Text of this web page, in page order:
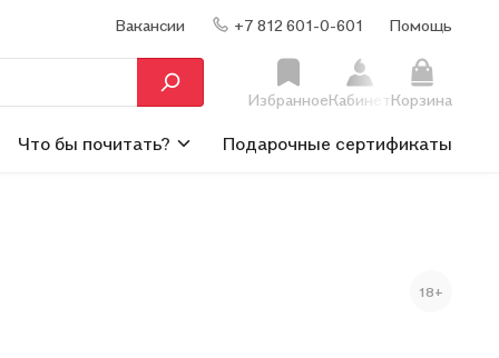
Вакансии +7 812 601-0-601 Помощь
ИзбранноеКабинетКорзина
Что бы почитать? Подарочные сертификаты
18+